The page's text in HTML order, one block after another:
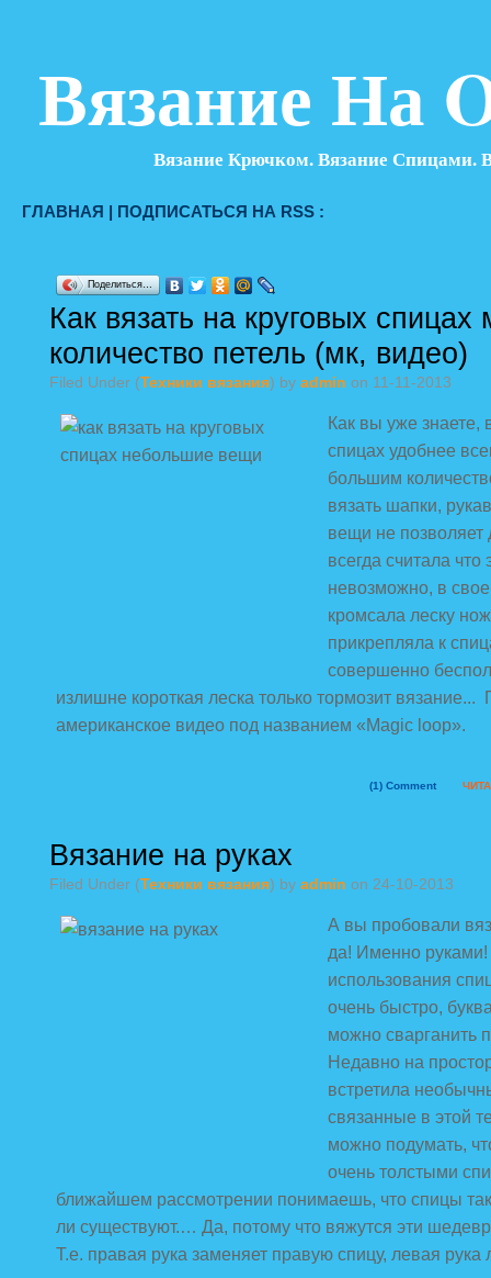
Вязание На
Вязание Крючком. Вязание
ГЛАВНАЯ | ПОДПИСАТЬСЯ НА RSS :
Поделиться…
Как вязать на круговых спицах
количество петель (мк, видео)
Filed Under (Техники вязания) by admin on 11-11-2013
Как вы уже знаете,
спицах удобнее
большим
вязать шапки,
вещи не позволяет
всегда считала что
невозможно, в
кромсала леску
прикрепляла к
совершенно
излишне короткая леска только тормозит
американское видео под названием «Magic loop».
(1) Comment
Вязание на руках
Filed Under (Техники вязания) by admin on 24-10-2013
А вы пробовали
да! Именно руками!
использования
очень быстро,
можно сварганить
Недавно на
встретила
связанные в этой
можно подумать,
очень толстыми
ближайшем рассмотрении понимаешь, что спицы
ли существуют.… Да, потому что вяжутся эти
Т.е. правая рука заменяет правую спицу, левая рука